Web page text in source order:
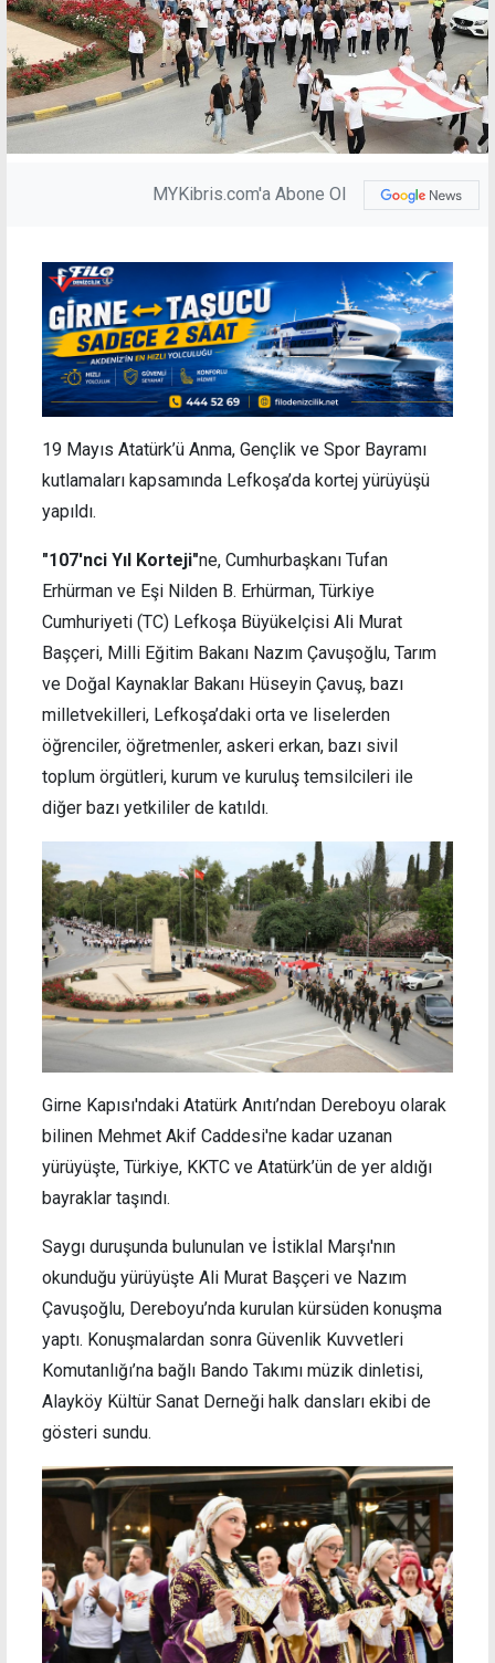
MYKibris.com'a Abone Ol
19 Mayıs Atatürk’ü Anma, Gençlik ve Spor Bayramı
kutlamaları kapsamında Lefkoşa’da kortej yürüyüşü
yapıldı.
"107'nci Yıl Korteji"ne, Cumhurbaşkanı Tufan
Erhürman ve Eşi Nilden B. Erhürman, Türkiye
Cumhuriyeti (TC) Lefkoşa Büyükelçisi Ali Murat
Başçeri, Milli Eğitim Bakanı Nazım Çavuşoğlu, Tarım
ve Doğal Kaynaklar Bakanı Hüseyin Çavuş, bazı
milletvekilleri, Lefkoşa’daki orta ve liselerden
öğrenciler, öğretmenler, askeri erkan, bazı sivil
toplum örgütleri, kurum ve kuruluş temsilcileri ile
diğer bazı yetkililer de katıldı.
Girne Kapısı'ndaki Atatürk Anıtı’ndan Dereboyu olarak
bilinen Mehmet Akif Caddesi'ne kadar uzanan
yürüyüşte, Türkiye, KKTC ve Atatürk’ün de yer aldığı
bayraklar taşındı.
Saygı duruşunda bulunulan ve İstiklal Marşı'nın
okunduğu yürüyüşte Ali Murat Başçeri ve Nazım
Çavuşoğlu, Dereboyu’nda kurulan kürsüden konuşma
yaptı. Konuşmalardan sonra Güvenlik Kuvvetleri
Komutanlığı’na bağlı Bando Takımı müzik dinletisi,
Alayköy Kültür Sanat Derneği halk dansları ekibi de
gösteri sundu.